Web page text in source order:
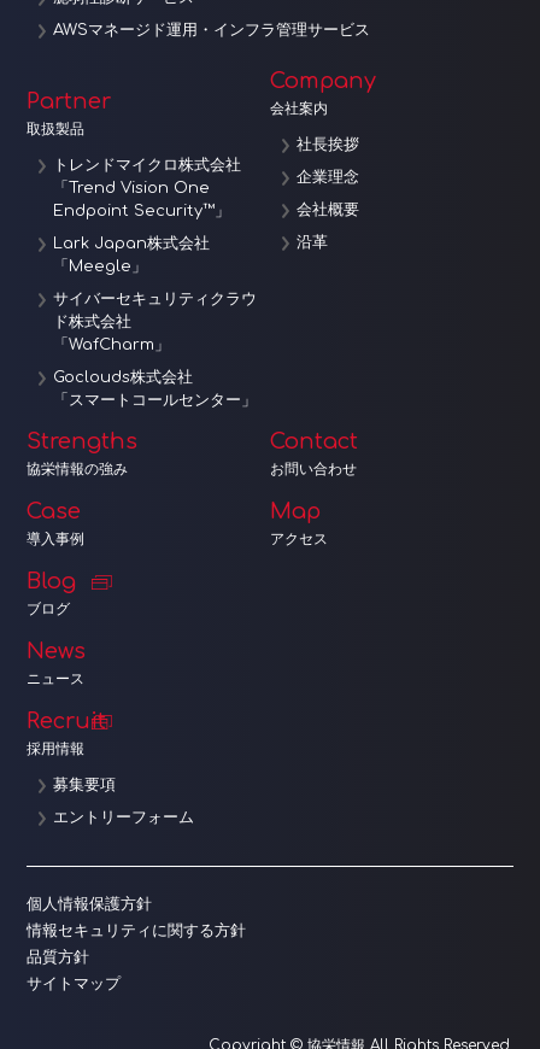
AWSマネージド運用・インフラ管理サービス
Partner
取扱製品
トレンドマイクロ株式会社
「Trend Vision One
Endpoint Security™」
Lark Japan株式会社
「Meegle」
サイバーセキュリティクラウ
ド株式会社
「WafCharm」
Goclouds株式会社
「スマートコールセンター」
Company
会社案内
社長挨拶
企業理念
会社概要
沿革
Strengths
協栄情報の強み
Case
導入事例
Blog
ブログ
News
ニュース
Contact
お問い合わせ
Map
アクセス
Recruit
採用情報
募集要項
エントリーフォーム
個人情報保護方針
情報セキュリティに関する方針
品質方針
サイトマップ
Copyright © 協栄情報 All Rights Reserved.